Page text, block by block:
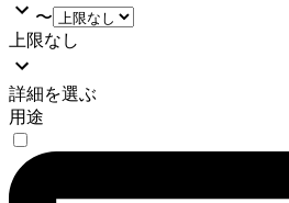
〜
上限なし
詳細を選ぶ
用途